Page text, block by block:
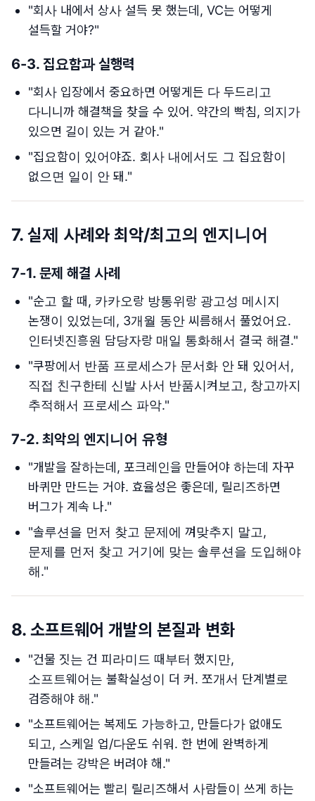
"회사 내에서 상사 설득 못 했는데, VC는 어떻게
설득할 거야?"
6-3. 집요함과 실행력
"회사 입장에서 중요하면 어떻게든 다 두드리고
다니니까 해결책을 찾을 수 있어. 약간의 빡침, 의지가
있으면 길이 있는 거 같아."
"집요함이 있어야죠. 회사 내에서도 그 집요함이
없으면 일이 안 돼."
7. 실제 사례와 최악/최고의 엔지니어
7-1. 문제 해결 사례
"순고 할 때, 카카오랑 방통위랑 광고성 메시지
논쟁이 있었는데, 3개월 동안 씨름해서 풀었어요.
인터넷진흥원 담당자랑 매일 통화해서 결국 해결."
"쿠팡에서 반품 프로세스가 문서화 안 돼 있어서,
직접 친구한테 신발 사서 반품시켜보고, 창고까지
추적해서 프로세스 파악."
7-2. 최악의 엔지니어 유형
"개발을 잘하는데, 포크레인을 만들어야 하는데 자꾸
바퀴만 만드는 거야. 효율성은 좋은데, 릴리즈하면
버그가 계속 나."
"솔루션을 먼저 찾고 문제에 껴맞추지 말고,
문제를 먼저 찾고 거기에 맞는 솔루션을 도입해야
해."
8. 소프트웨어 개발의 본질과 변화
"건물 짓는 건 피라미드 때부터 했지만,
소프트웨어는 불확실성이 더 커. 쪼개서 단계별로
검증해야 해."
"소프트웨어는 복제도 가능하고, 만들다가 없애도
되고, 스케일 업/다운도 쉬워. 한 번에 완벽하게
만들려는 강박은 버려야 해."
"소프트웨어는 빨리 릴리즈해서 사람들이 쓰게 하는